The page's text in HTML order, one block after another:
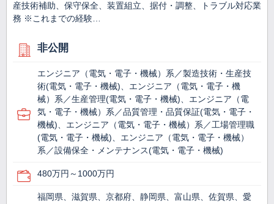
産技術補助、保守保全、装置組立、据付・調整、トラブル対応業
務 ※これまでの経験…
非公開
エンジニア（電気・電子・機械）系／製造技術・生産技
術(電気・電子・機械)、エンジニア（電気・電子・機
械）系／生産管理(電気・電子・機械)、エンジニア（電
気・電子・機械）系／品質管理・品質保証(電気・電子・
機械)、エンジニア（電気・電子・機械）系／工場管理職
(電気・電子・機械)、エンジニア（電気・電子・機械）
系／設備保全・メンテナンス(電気・電子・機械)
480万円～1000万円
福岡県、滋賀県、京都府、静岡県、富山県、佐賀県、愛